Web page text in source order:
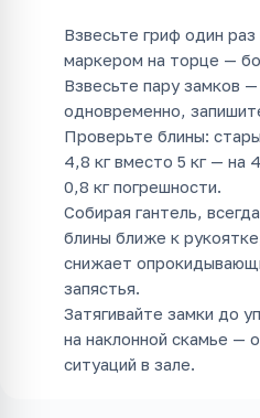
Взвесьте гриф один
маркером на торце —
Взвесьте пару замков
одновременно,
Проверьте блины:
4,8 кг вместо 5 кг — на
0,8 кг погрешности.
Собирая гантель,
блины ближе к
снижает
запястья.
Затягивайте замки до
на наклонной скамье —
ситуаций в зале.